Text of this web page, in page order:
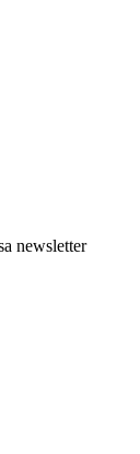
newsletter